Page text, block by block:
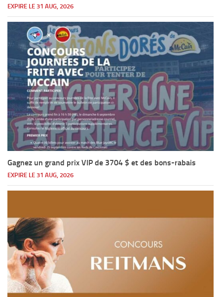
EXPIRE LE 31 AUG, 2026
Gagnez un grand prix VIP de 3704 $ et des bons-rabais
EXPIRE LE 31 AUG, 2026